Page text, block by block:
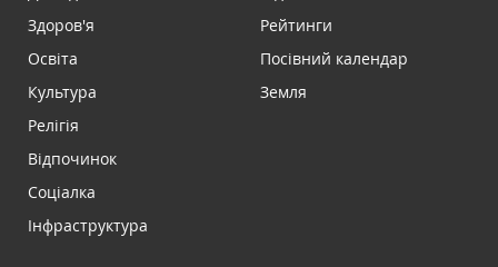
Здоров'я
Освіта
Культура
Релігія
Відпочинок
Соціалка
Інфраструктура
Рейтинги
Посівний календар
Земля